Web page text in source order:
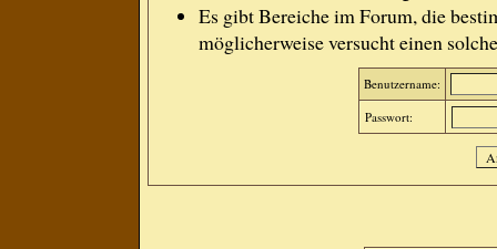
Es gibt Bereiche im Forum, die
möglicherweise versucht einen
Benutzername:
Passwort: